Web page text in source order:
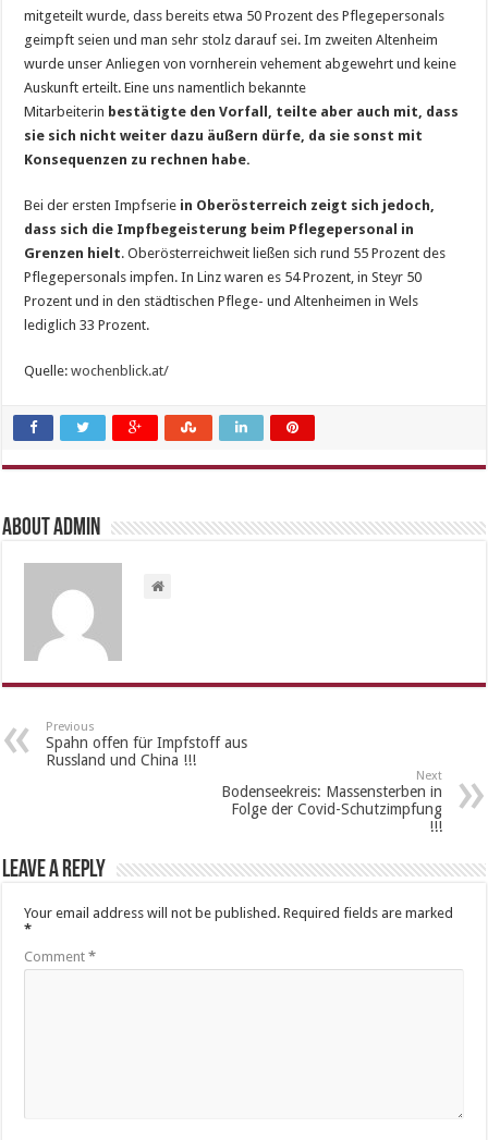
mitgeteilt wurde, dass bereits etwa 50 Prozent des Pflegepersonals
geimpft seien und man sehr stolz darauf sei. Im zweiten Altenheim
wurde unser Anliegen von vornherein vehement abgewehrt und keine
Auskunft erteilt. Eine uns namentlich bekannte
Mitarbeiterin bestätigte den Vorfall, teilte aber auch mit, dass
sie sich nicht weiter dazu äußern dürfe, da sie sonst mit
Konsequenzen zu rechnen habe.
Bei der ersten Impfserie in Oberösterreich zeigt sich jedoch,
dass sich die Impfbegeisterung beim Pflegepersonal in
Grenzen hielt. Oberösterreichweit ließen sich rund 55 Prozent des
Pflegepersonals impfen. In Linz waren es 54 Prozent, in Steyr 50
Prozent und in den städtischen Pflege- und Altenheimen in Wels
lediglich 33 Prozent.
Quelle:wochenblick.at/
About admin
Previous
Spahn offen für Impfstoff aus
Russland und China !!!
Next
Bodenseekreis: Massensterben in
Folge der Covid-Schutzimpfung
!!!
Leave a Reply
Your email address will not be published. Required fields are marked
*
Comment*